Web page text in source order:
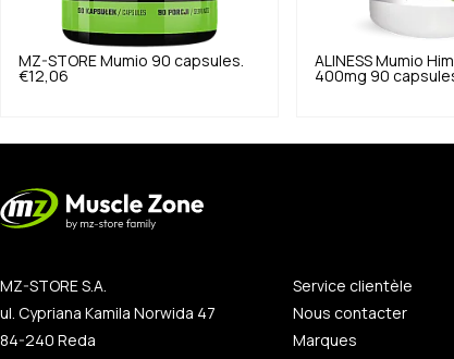
MZ-STORE Mumio 90 capsules.
€12,06
ALINESS Mumio
400mg 90
MZ-STORE S.A.
ul. Cypriana Kamila Norwida 47
84-240 Reda
Service clientèle
Nous contacter
Marques